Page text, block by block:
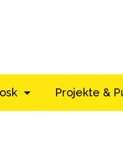
Projekte &